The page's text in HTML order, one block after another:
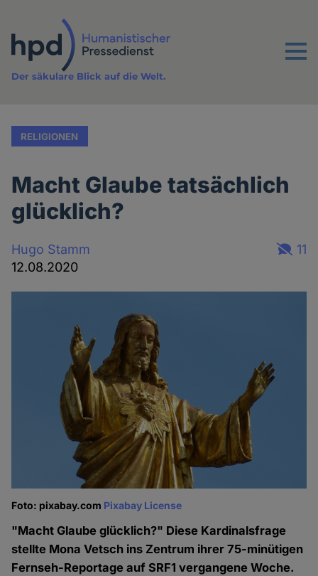
Inhalt
Menu
Der säkulare Blick auf die Welt.
RELIGIONEN
Macht Glaube tatsächlich
glücklich?
Hugo Stamm
12.08.2020
11
Foto: pixabay.com Pixabay License
"Macht Glaube glücklich?" Diese Kardinalsfrage
stellte Mona Vetsch ins Zentrum ihrer 75-minütigen
Fernseh-Reportage auf SRF1 vergangene Woche.